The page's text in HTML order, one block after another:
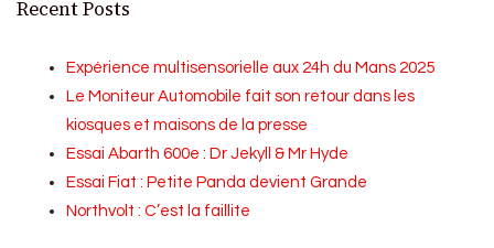
Recent Posts
Expérience multisensorielle aux 24h du Mans 2025
Le Moniteur Automobile fait son retour dans les
kiosques et maisons de la presse
Essai Abarth 600e : Dr Jekyll & Mr Hyde
Essai Fiat : Petite Panda devient Grande
Northvolt : C’est la faillite